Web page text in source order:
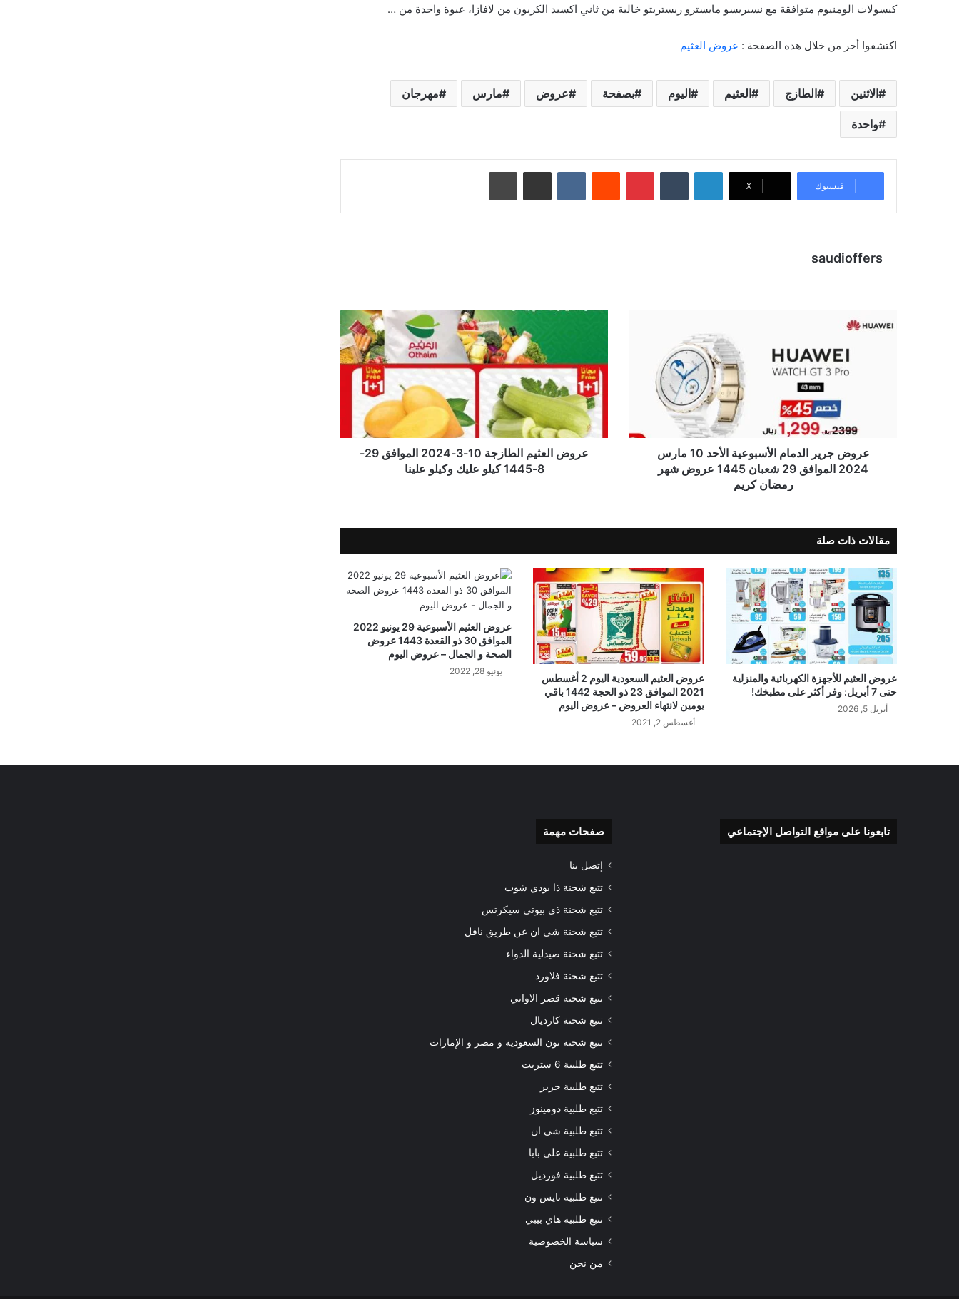
كبسولات الومنيوم متوافقة مع نسبريسو مايسترو ريستريتو خالية من ثاني اكسيد الكربون من لافازا، عبوة واحدة من …
اكتشفوا أخر من خلال هده الصفحة : عروض العثيم
الاثنين الطازج العثيم اليوم بصفحة عروض مارس مهرجان
واحدة
فيسبوك X
لينكدإن بينتيريست
saudioffers
عروض جرير الدمام الأسبوعية الأحد 10 مارس
2024 الموافق 29 شعبان 1445 عروض شهر
رمضان كريم
عروض العثيم الطازجة 10-3-2024 الموافق 29-
8-1445 كيلو عليك وكيلو علينا
مقالات ذات صلة
عروض العثيم للأجهزة الكهربائية والمنزلية
حتى 7 أبريل: وفر أكثر على مطبخك!
أبريل 5, 2026
عروض العثيم السعودية اليوم 2 أغسطس
2021 الموافق 23 ذو الحجة 1442 باقي
يومين لانتهاء العروض – عروض اليوم
أغسطس 2, 2021
عروض العثيم الأسبوعية 29 يونيو 2022
الموافق 30 ذو القعدة 1443 عروض
الصحة و الجمال – عروض اليوم
يونيو 28, 2022
تابعونا على مواقع التواصل الإجتماعي صفحات مهمة
إتصل بنا
تتبع شحنة ذا بودي شوب
تتبع شحنة ذي بيوتي سيكرتس
تتبع شحنة شي ان عن طريق ناقل
تتبع شحنة صيدلية الدواء
تتبع شحنة فلاورد
تتبع شحنة قصر الاواني
تتبع شحنة كارديال
تتبع شحنة نون السعودية و مصر و الإمارات
تتبع طلبية 6 ستريت
تتبع طلبية جرير
تتبع طلبية دومينوز
تتبع طلبية شي ان
تتبع طلبية علي بابا
تتبع طلبية فورديل
تتبع طلبية نايس ون
تتبع طلبية هاي بيبي
سياسة الخصوصية
من نحن